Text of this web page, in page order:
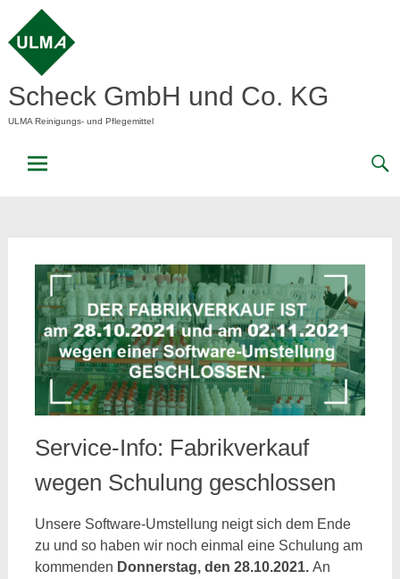
content
Scheck GmbH und Co. KG
ULMA Reinigungs- und Pflegemittel
Service-Info: Fabrikverkauf
wegen Schulung geschlossen
Unsere Software-Umstellung neigt sich dem Ende
zu und so haben wir noch einmal eine Schulung am
kommenden Donnerstag, den 28.10.2021. An